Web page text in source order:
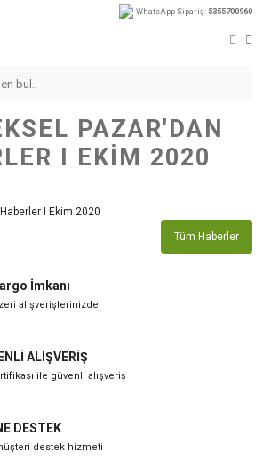
WhatsApp Sipariş: 5355700960
PAZAR'DAN
I EKIM 2020
Tüm Haberler
İmkanı
alışverişlerinizde
ALIŞVERİŞ
ile güvenli alışveriş
DESTEK
destek hizmeti